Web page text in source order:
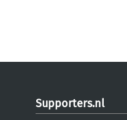
Supporters.nl